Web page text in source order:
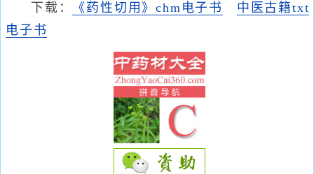
下载： 《药性切用》chm电子书
中医古籍txt
电子书